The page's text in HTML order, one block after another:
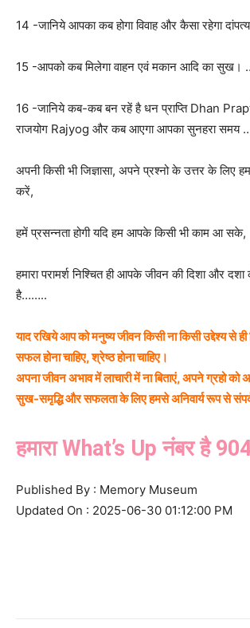
14 -जानिये आपका कब होगा विवाह और कैसा रहेगा
15 -आपको कब मिलेगा वाहन एवं मकान आदि का सुख।
16 -जानिये कब-कब बन रहें है धन प्राप्ति Dhan
राजयोग Rajyog और कब आएगा आपका सुनहरा समय
अपनी किसी भी जिज्ञासा, अपने प्रश्नो के उत्तर के लिए
करें,
हमें प्रसन्नता होगी यदि हम आपके किसी भी काम आ सके,
हमारा परामर्श निश्चित ही आपके जीवन की दिशा और
है……..
याद रखिये आप को मनुष्य जीवन किसी ना किसी उद्देश्य से
सफल होना चाहिए, श्रेष्ठ होना चाहिए।
अपना जीवन अभाव में लाचारी में ना बिताएं, अपने ग्रहो
सुख-समृद्धि और सफलता के लिए हमसे अनिवार्य रूप से
हमारा What’s Up नंबर है
Published By : Memory Museum
Updated On : 2025-06-30 01:12:00 PM